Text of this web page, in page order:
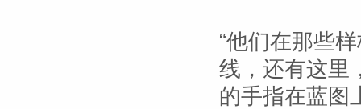
“他们在那些
线，还有这里
的手指在蓝图